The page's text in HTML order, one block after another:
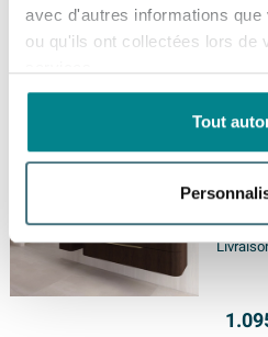
avec d'autres informations
ou qu'ils ont collectées lors de
Tout
995,
INK
LED